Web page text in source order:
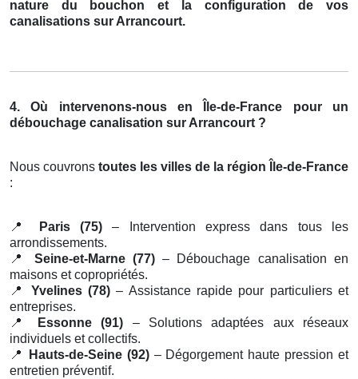
nature du bouchon et la configuration de vos
canalisations sur Arrancourt.
4. Où intervenons-nous en Île-de-France pour un
débouchage canalisation sur Arrancourt ?
Nous couvrons toutes les villes de la région Île-de-France
:
📍 Paris (75) – Intervention express dans tous les
arrondissements.
📍
Seine-et-Marne (77)– Débouchage canalisation en
maisons et copropriétés.
📍
Yvelines (78) – Assistance rapide pour particuliers et
entreprises.
📍
Essonne (91) – Solutions adaptées aux réseaux
individuels et collectifs.
📍
Hauts-de-Seine (92)– Dégorgement haute pression et
entretien préventif.